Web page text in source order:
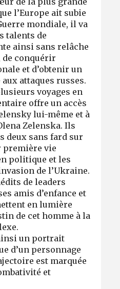
l’Europe ait subie
mondiale, il va
talents de
ainsi sans relâche
de conquérir
et d’obtenir un
attaques russes.
voyages en
offre un accès
lui-même et à
Zelenska. Ils
deux sans fard sur
première vie
politique et les
de l’Ukraine.
de leaders
amis d’enfance et
en lumière
de cet homme à la
un portrait
d’un personnage
est marquée
et